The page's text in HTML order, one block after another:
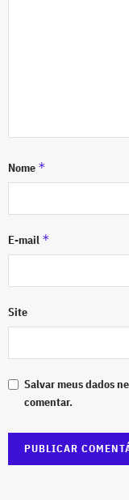
Nome *
E-mail *
Site
Salvar meus dados
comentar.